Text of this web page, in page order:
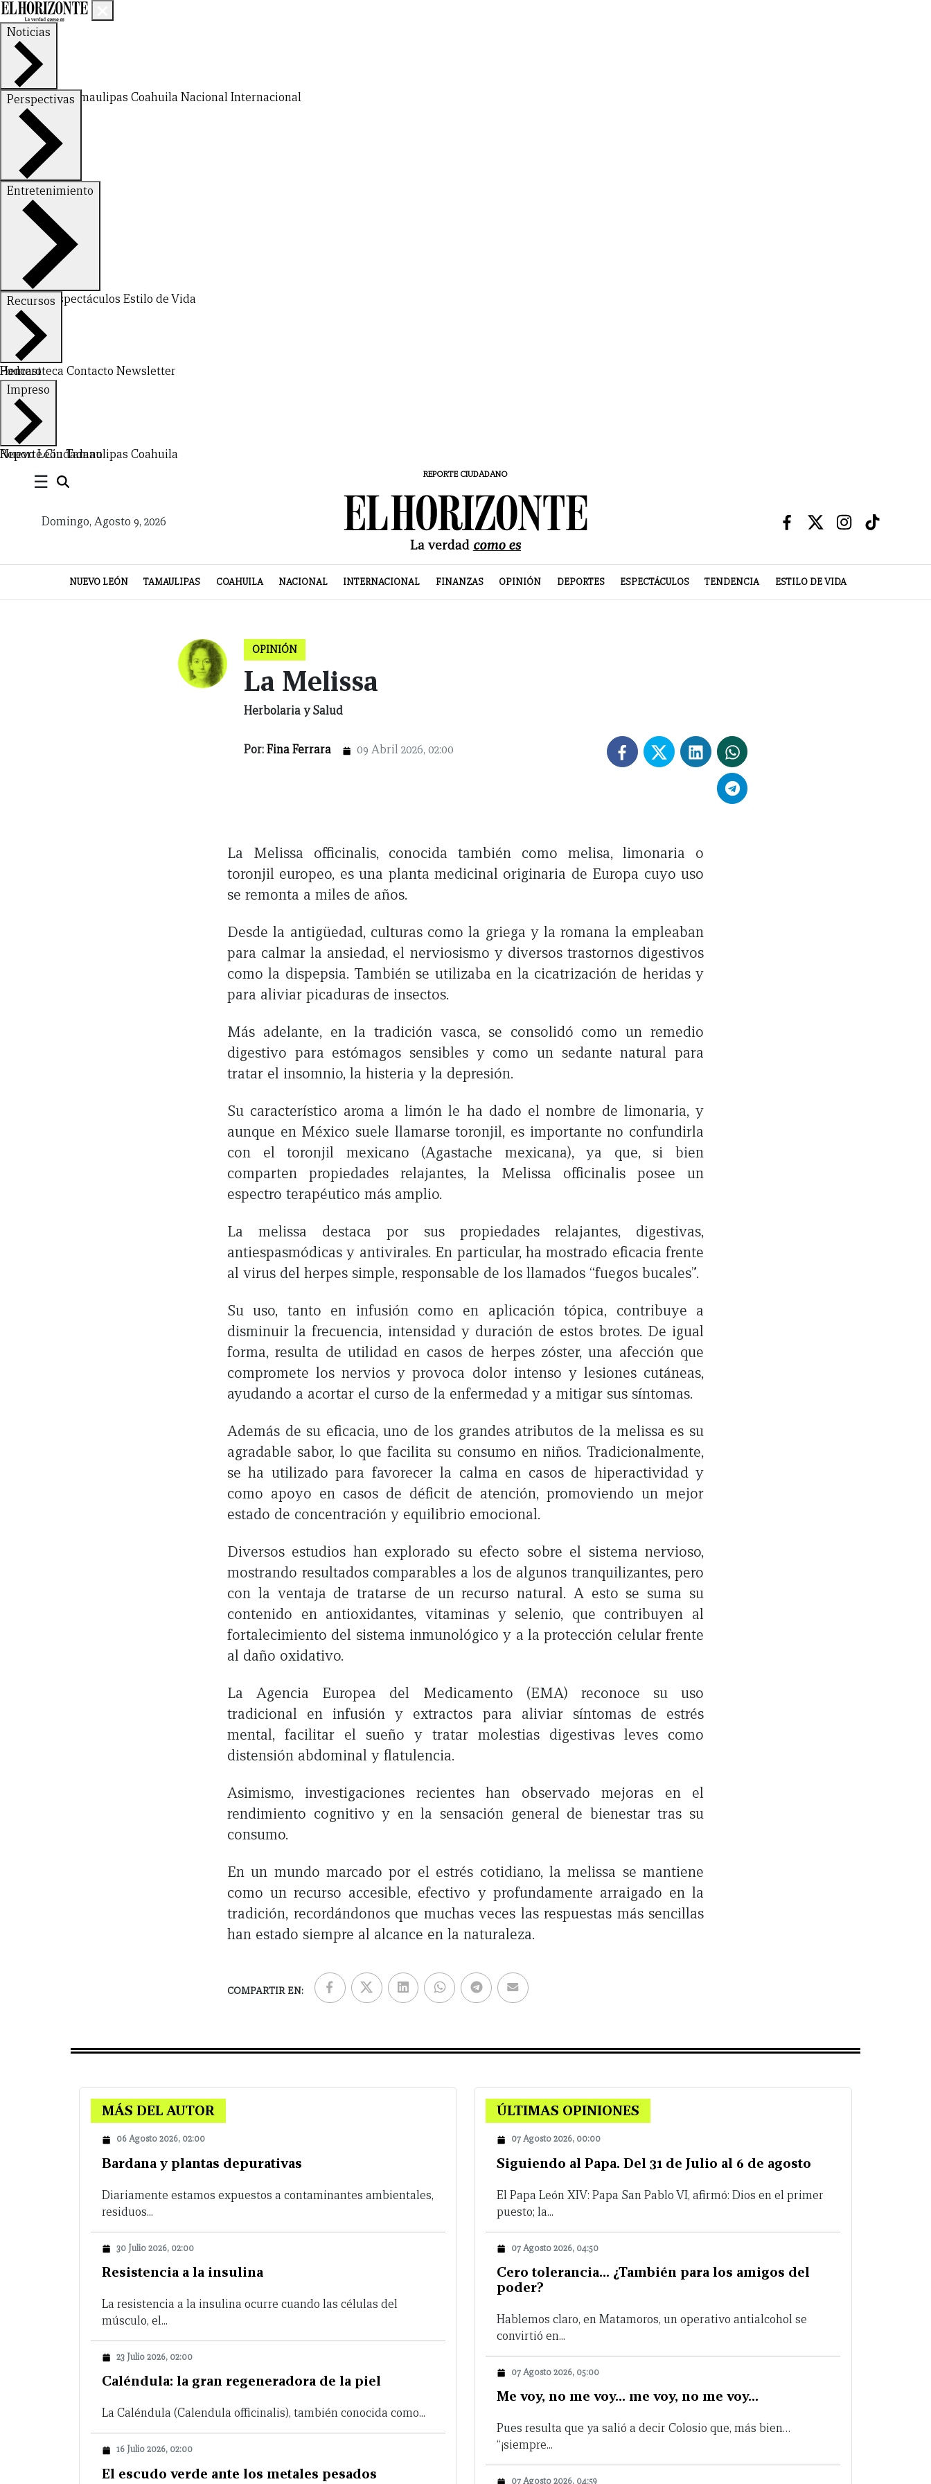
Noticias
Nuevo LeónTamaulipas Coahuila NacionalInternacional
Perspectivas
FinanzasOpinión
Entretenimiento
DeportesEspectáculos Estilo de Vida
Recursos
Hemeroteca Contacto Newsletter
Podcast
Impreso
Nuevo LeónTamaulipas Coahuila
Reporte Ciudadano
☰ REPORTE CIUDADANO
Domingo, Agosto 9, 2026
NUEVO LEÓN TAMAULIPAS COAHUILA NACIONAL INTERNACIONAL FINANZAS OPINIÓN DEPORTES ESPECTÁCULOS TENDENCIA ESTILO DE VIDA
CERRAR
X
NUEVO
LEÓN
TAMAULIPAS
COAHUILA
NACIONAL
INTERNACIONAL
FINANZAS
OPINIÓN
DEPORTES
ESPECTÁCULOS
TENDENCIA
ESTILO
DE
PODCAST
CONTACTO
NEWSLETTER
HEMEROTECA
SUPLEMENTOS
OPINIÓN
La Melissa
Herbolaria y Salud
Por:Fina Ferrara 09 Abril 2026, 02:00
La Melissa officinalis, conocida también como melisa, limonaria o
toronjil europeo, es una planta medicinal originaria de Europa cuyo uso
se remonta a miles de años.
Desde la antigüedad, culturas como la griega y la romana la empleaban
para calmar la ansiedad, el nerviosismo y diversos trastornos digestivos
como la dispepsia. También se utilizaba en la cicatrización de heridas y
para aliviar picaduras de insectos.
Más adelante, en la tradición vasca, se consolidó como un remedio
digestivo para estómagos sensibles y como un sedante natural para
tratar el insomnio, la histeria y la depresión.
Su característico aroma a limón le ha dado el nombre de limonaria, y
aunque en México suele llamarse toronjil, es importante no confundirla
con el toronjil mexicano (Agastache mexicana), ya que, si bien
comparten propiedades relajantes, la Melissa officinalis posee un
espectro terapéutico más amplio.
La melissa destaca por sus propiedades relajantes, digestivas,
antiespasmódicas y antivirales. En particular, ha mostrado eficacia frente
al virus del herpes simple, responsable de los llamados “fuegos bucales”.
Su uso, tanto en infusión como en aplicación tópica, contribuye a
disminuir la frecuencia, intensidad y duración de estos brotes. De igual
forma, resulta de utilidad en casos de herpes zóster, una afección que
compromete los nervios y provoca dolor intenso y lesiones cutáneas,
ayudando a acortar el curso de la enfermedad y a mitigar sus síntomas.
Además de su eficacia, uno de los grandes atributos de la melissa es su
agradable sabor, lo que facilita su consumo en niños. Tradicionalmente,
se ha utilizado para favorecer la calma en casos de hiperactividad y
como apoyo en casos de déficit de atención, promoviendo un mejor
estado de concentración y equilibrio emocional.
Diversos estudios han explorado su efecto sobre el sistema nervioso,
mostrando resultados comparables a los de algunos tranquilizantes, pero
con la ventaja de tratarse de un recurso natural. A esto se suma su
contenido en antioxidantes, vitaminas y selenio, que contribuyen al
fortalecimiento del sistema inmunológico y a la protección celular frente
al daño oxidativo.
La Agencia Europea del Medicamento (EMA) reconoce su uso
tradicional en infusión y extractos para aliviar síntomas de estrés
mental, facilitar el sueño y tratar molestias digestivas leves como
distensión abdominal y flatulencia.
Asimismo, investigaciones recientes han observado mejoras en el
rendimiento cognitivo y en la sensación general de bienestar tras su
consumo.
En un mundo marcado por el estrés cotidiano, la melissa se mantiene
como un recurso accesible, efectivo y profundamente arraigado en la
tradición, recordándonos que muchas veces las respuestas más sencillas
han estado siempre al alcance en la naturaleza.
COMPARTIR EN:
MÁS DEL AUTOR
06 Agosto 2026, 02:00
Bardana y plantas depurativas
Diariamente estamos expuestos a contaminantes ambientales,
residuos...
30 Julio 2026, 02:00
Resistencia a la insulina
La resistencia a la insulina ocurre cuando las células del
músculo, el...
23 Julio 2026, 02:00
Caléndula: la gran regeneradora de la piel
La Caléndula (Calendula officinalis), también conocida como...
16 Julio 2026, 02:00
El escudo verde ante los metales pesados
ÚLTIMAS OPINIONES
07 Agosto 2026, 00:00
Siguiendo al Papa. Del 31 de Julio al 6 de agosto
El Papa León XIV: Papa San Pablo VI, afirmó: Dios en el primer
puesto; la...
07 Agosto 2026, 04:50
Cero tolerancia… ¿También para los amigos del
poder?
Hablemos claro, en Matamoros, un operativo antialcohol se
convirtió en...
07 Agosto 2026, 05:00
Me voy, no me voy… me voy, no me voy…
Pues resulta que ya salió a decir Colosio que, más bien…
“¡siempre...
07 Agosto 2026, 04:59